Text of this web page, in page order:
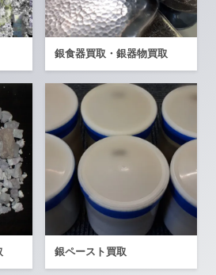
銀食器買取・銀器物買取
銀ペースト買取